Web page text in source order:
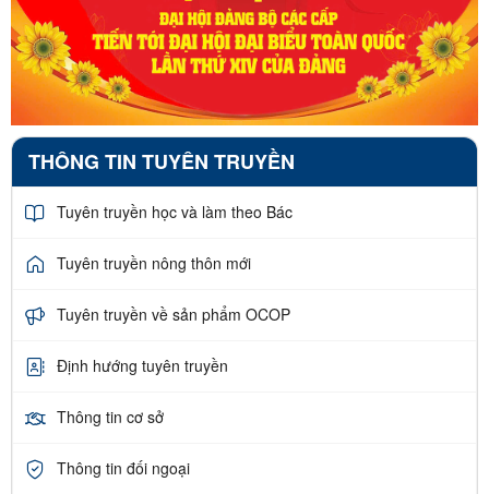
THÔNG TIN TUYÊN TRUYỀN
Tuyên truyền học và làm theo Bác
Tuyên truyền nông thôn mới
Tuyên truyền về sản phẩm OCOP
Định hướng tuyên truyền
Thông tin cơ sở
Thông tin đối ngoại